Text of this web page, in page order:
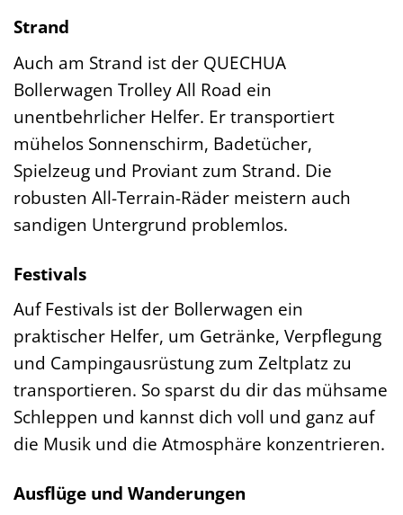
Strand
Auch am Strand ist der QUECHUA
Bollerwagen Trolley All Road ein
unentbehrlicher Helfer. Er transportiert
mühelos Sonnenschirm, Badetücher,
Spielzeug und Proviant zum Strand. Die
robusten All-Terrain-Räder meistern auch
sandigen Untergrund problemlos.
Festivals
Auf Festivals ist der Bollerwagen ein
praktischer Helfer, um Getränke, Verpflegung
und Campingausrüstung zum Zeltplatz zu
transportieren. So sparst du dir das mühsame
Schleppen und kannst dich voll und ganz auf
die Musik und die Atmosphäre konzentrieren.
Ausflüge und Wanderungen